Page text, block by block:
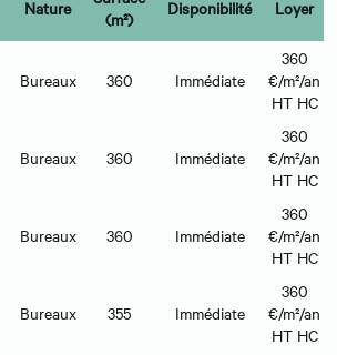
Nature
(m²)
Disponibilité Loyer
Bureaux 360 Immédiate
360
€/m²/an
HT HC
Bureaux 360 Immédiate
360
€/m²/an
HT HC
Bureaux 360 Immédiate
360
€/m²/an
HT HC
Bureaux 355 Immédiate
360
€/m²/an
HT HC